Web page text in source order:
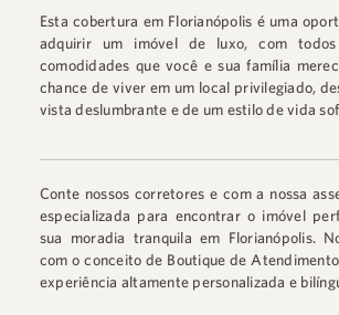
Esta cobertura em Florianópolis é uma
adquirir um imóvel de luxo, com
comodidades que você e sua família
chance de viver em um local privilegiado,
vista deslumbrante e de um estilo de vida
Conte nossos corretores e com a nossa
especializada para encontrar o imóvel
sua moradia tranquila em Florianópolis.
com o conceito de Boutique de
experiência altamente personalizada e